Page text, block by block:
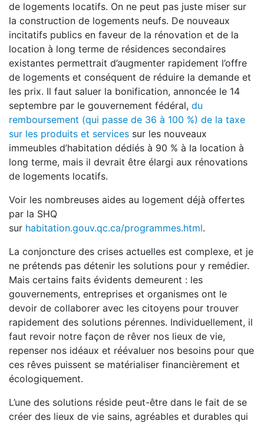
de logements locatifs. On ne peut pas juste miser sur
la construction de logements neufs. De nouveaux
incitatifs publics en faveur de la rénovation et de la
location à long terme de résidences secondaires
existantes permettrait d’augmenter rapidement l’offre
de logements et conséquent de réduire la demande et
les prix. Il faut saluer la bonification, annoncée le 14
septembre par le gouvernement fédéral, du
remboursement (qui passe de 36 à 100 %) de la taxe
sur les produits et services sur les nouveaux
immeubles d’habitation dédiés à 90 % à la location à
long terme, mais il devrait être élargi aux rénovations
de logements locatifs.
Voir les nombreuses aides au logement déjà offertes
par la SHQ
sur habitation.gouv.qc.ca/programmes.html.
La conjoncture des crises actuelles est complexe, et je
ne prétends pas détenir les solutions pour y remédier.
Mais certains faits évidents demeurent : les
gouvernements, entreprises et organismes ont le
devoir de collaborer avec les citoyens pour trouver
rapidement des solutions pérennes. Individuellement, il
faut revoir notre façon de rêver nos lieux de vie,
repenser nos idéaux et réévaluer nos besoins pour que
ces rêves puissent se matérialiser financièrement et
écologiquement.
L’une des solutions réside peut-être dans le fait de se
créer des lieux de vie sains, agréables et durables qui